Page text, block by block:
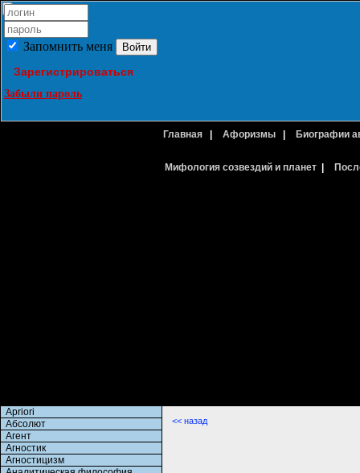
Запомнить меня
Зарегистрироваться
Забыли пароль
Главная Афоризмы Биографии
Мифология созвездий и планет|
Apriori
Абсолют
Агент
Агностик
Агностицизм
<< назад